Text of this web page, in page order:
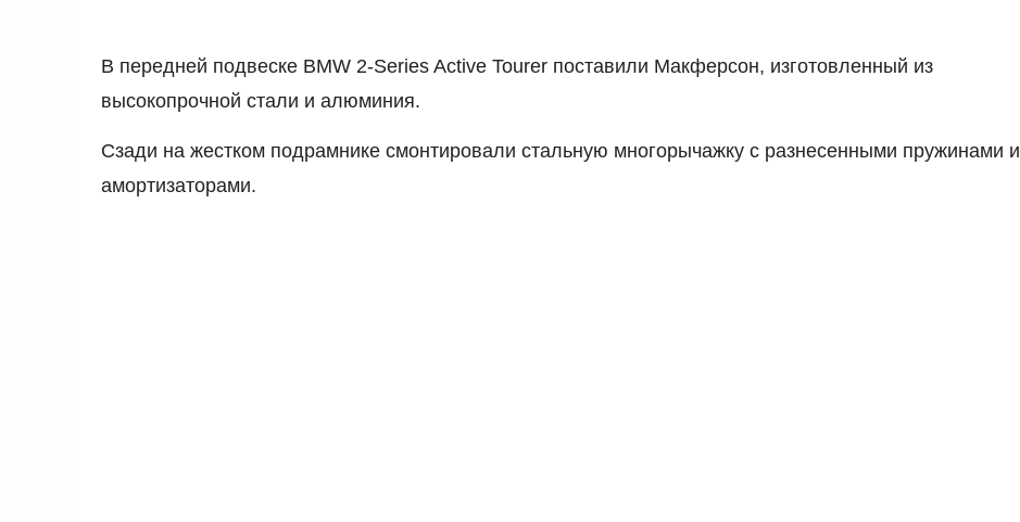
В передней подвеске BMW 2-Series Active Tourer поставили Макферсон, изготовленный из
высокопрочной стали и алюминия.
Сзади на жестком подрамнике смонтировали стальную многорычажку с разнесенными пружинами и
амортизаторами.